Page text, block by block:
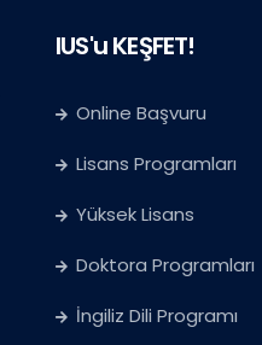
IUS'u KEŞFET!
Online Başvuru
Lisans Programları
Yüksek Lisans
Doktora Programları
İngiliz Dili Programı